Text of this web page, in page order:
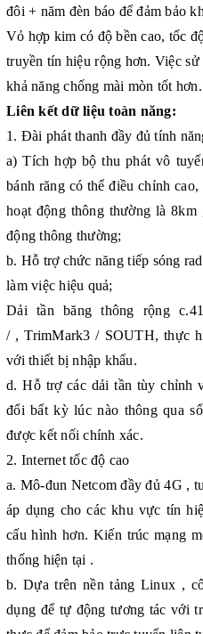
đôi + năm đèn báo để đảm bảo
Vỏ hợp kim có độ bền cao, tốc
truyền tín hiệu rộng hơn. Việc
khả năng chống mài mòn tốt hơn.
Liên kết dữ liệu toàn năng:
1. Đài phát thanh đầy đủ tính
a) Tích hợp bộ thu phát vô
bánh răng có thể điều chỉnh
hoạt động thông thường là
động thông thường;
b. Hỗ trợ chức năng tiếp sóng
làm việc hiệu quả;
Dải tần băng thông rộng
/ , TrimMark3 / SOUTH, thực
với thiết bị nhập khẩu.
d. Hỗ trợ các dải tần tùy chỉnh
đổi bất kỳ lúc nào thông qua
được kết nối chính xác.
2. Internet tốc độ cao
a. Mô-đun Netcom đầy đủ 4G ,
áp dụng cho các khu vực tín
cấu hình hơn. Kiến trúc mạng
thống hiện tại .
b. Dựa trên nền tảng Linux ,
dụng để tự động tương tác với